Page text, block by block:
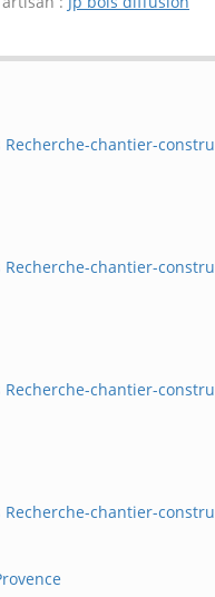
Recherche-chantier-
Recherche-chantier-
Recherche-chantier-
Recherche-chantier-